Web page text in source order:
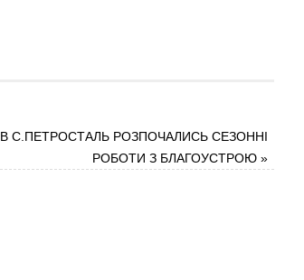
В С.ПЕТРОСТАЛЬ РОЗПОЧАЛИСЬ СЕЗОННІ
РОБОТИ З БЛАГОУСТРОЮ»